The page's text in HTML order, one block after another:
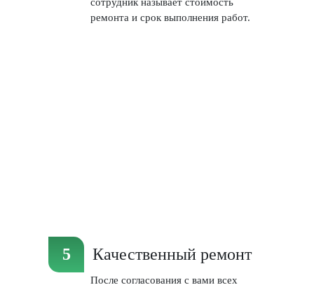
ремонта и срок выполнения работ.
Качественный ремонт
После согласования с вами всех